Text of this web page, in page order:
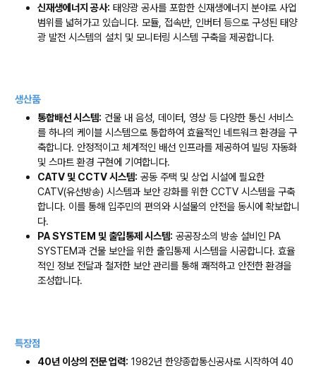
신재생에너지 공사: 태양광 공사를 포함한 신재생에너지 분야로 사업
범위를 넓혀가고 있습니다. 모듈, 접속반, 인버터 등으로 구성된 태양
광 발전 시스템의 설치 및 모니터링 시스템 구축을 제공합니다.
생산품
통합배선 시스템: 건물 내 음성, 데이터, 영상 등 다양한 통신 서비스
를 하나의 케이블 시스템으로 통합하여 효율적인 네트워크 환경을 구
축합니다. 안정적이고 체계적인 배선 인프라를 제공하여 빌딩 자동화
및 스마트 환경 구현에 기여합니다.
CATV 및 CCTV 시스템: 공동 주택 및 상업 시설에 필요한
CATV(유선방송) 시스템과 보안 강화를 위한 CCTV 시스템을 구축
합니다. 이를 통해 입주민의 편의와 시설물의 안전을 동시에 확보합니
다.
PA SYSTEM 및 출입통제 시스템: 공공장소의 방송 설비인 PA
SYSTEM과 건물 보안을 위한 출입통제 시스템을 시공합니다. 효율
적인 정보 전달과 철저한 보안 관리를 통해 쾌적하고 안전한 환경을
조성합니다.
특장점
40년 이상의 전문 업력: 1982년 한양종합통신공사로 시작하여 40